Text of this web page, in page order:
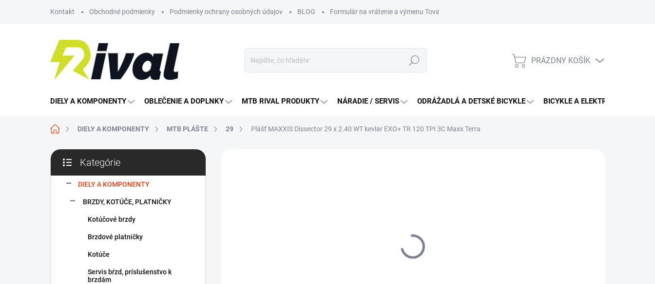
Kontakt Obchodné podmienky Podmienky ochrany osobných údajov BLOG Formulár na vrátenie a výmenu Tovaru
Hľadať
NÁKUPNÝ
PRÁZDNY KOŠÍK
DIELY A KOMPONENTY OBLEČENIE A DOPLNKY MTB RIVAL PRODUKTY NÁRADIE / SERVIS ODRÁŽADLÁ A DETSKÉ BICYKLE BICYKLE A ELEKTRO BICYKLE
DomovDIELY A KOMPONENTY MTB PLÁŠTE 29 Plášť MAXXIS Dissector 29 x 2.40 WT kevlar EXO+ TR 120 TPI 3C Maxx Terra
B
č
kategórie
Kategórie
DIELY A KOMPONENTY
BRZDY, KOTÚČE, PLATNIČKY
Kotúčové brzdy
Brzdové platničky
Kotúče
Servis bŕzd, príslušenstvo k
brzdám
MOŽNOSTI
DORUČENIA